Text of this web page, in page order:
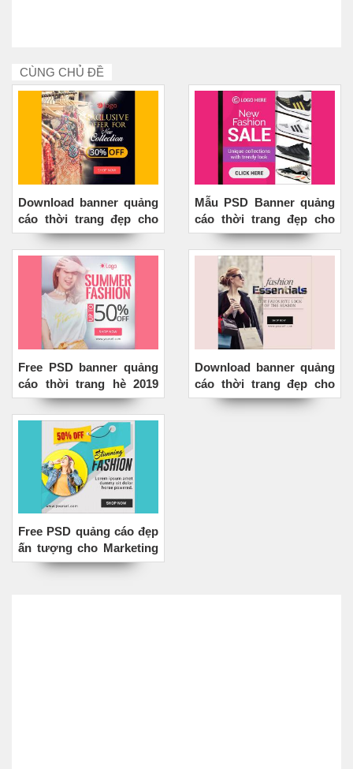
CÙNG CHỦ ĐỀ
Download banner quảng
cáo thời trang đẹp cho
Marketing online- Mẫu 1
Mẫu PSD Banner quảng
cáo thời trang đẹp cho
Marketing online 2019
Free PSD banner quảng
cáo thời trang hè 2019
lung linh nhất
Download banner quảng
cáo thời trang đẹp cho
Marketing online- Mẫu 5
Free PSD quảng cáo đẹp
ấn tượng cho Marketing
online